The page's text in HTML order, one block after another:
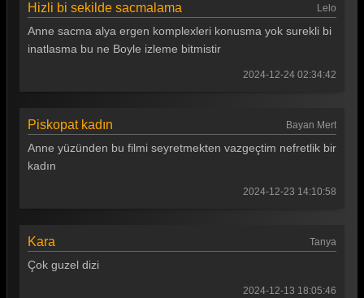
Hizli bi sekilde sacmalama Lelo
Anne sacma alya ergen komplexleri konusma yok surekli bi
inatlasma bu ne Boyle izleme bitmistir
2024-12-24 02:34:42
Piskopat kadın Bayan Mert
Anne yüzünden bu filmi seyretmekten vazgeçtim nefretlik bir
kadın
2024-12-23 14:10:58
Kara Tanya
Çok guzel dizi
2024-12-13 18:05:46